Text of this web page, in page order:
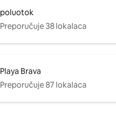
poluotok
Preporučuje 38 lokalaca
Playa Brava
Preporučuje 87 lokalaca